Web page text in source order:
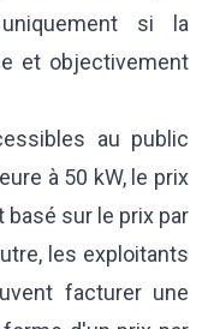
si la
et objectivement
au public
à 50 kW, le prix
sur le prix par
les exploitants
facturer une